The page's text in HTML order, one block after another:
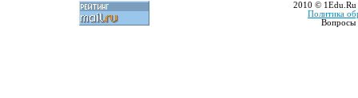
2010 © 1Edu.Ru
Политика
Вопросы